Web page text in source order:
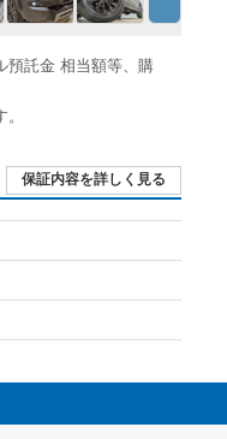
預託金 相当額等、購
保証内容を詳しく見る